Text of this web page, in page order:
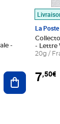
Ajouter au
La Poste
- Lettre
20g /
7,50€